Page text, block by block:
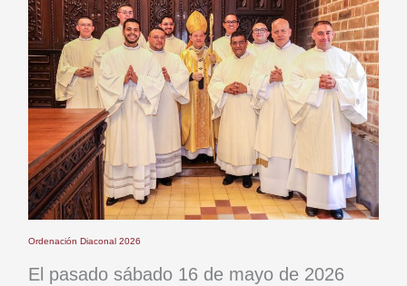
Ordenación Diaconal 2026
El pasado sábado 16 de mayo de 2026